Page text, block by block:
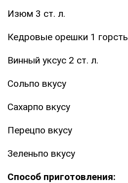
Изюм 3 ст. л.
Кедровые орешки 1 горсть
Винный уксус 2 ст. л.
Сольпо вкусу
Сахарпо вкусу
Перецпо вкусу
Зеленьпо вкусу
Способ приготовления: